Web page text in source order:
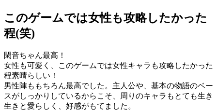
このゲームでは女性も攻略したかった
程(笑)
閑音ちゃん最高！
女性も可愛く、このゲームでは女性キャラも攻略したかった
程素晴らしい！
男性陣ももちろん最高でした。主人公や、基本の物語のベー
スがしっかりしているからこそ、周りのキャラもとても生き
生きと愛らしく、好感がもてました。